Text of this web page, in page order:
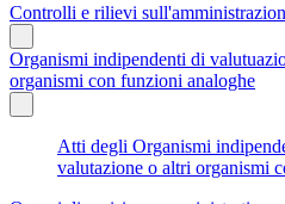
Controlli e rilievi
Organismi indipendenti di
organismi con funzioni analoghe
Atti degli Organismi
valutazione o altri organismi